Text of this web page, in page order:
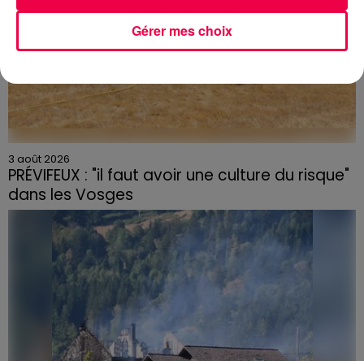
3 août 2026
PRÉVIFEUX : "il faut avoir une culture du risque"
dans les Vosges
Gérer mes choix